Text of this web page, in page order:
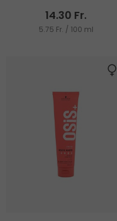
14.30 Fr.
5.75 Fr. / 100 ml